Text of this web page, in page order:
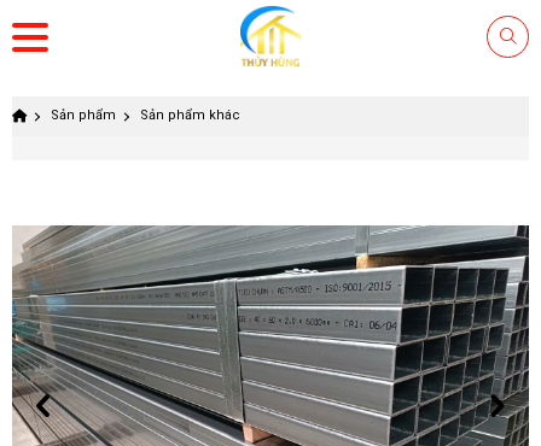
Sản phẩm Sản phẩm khác